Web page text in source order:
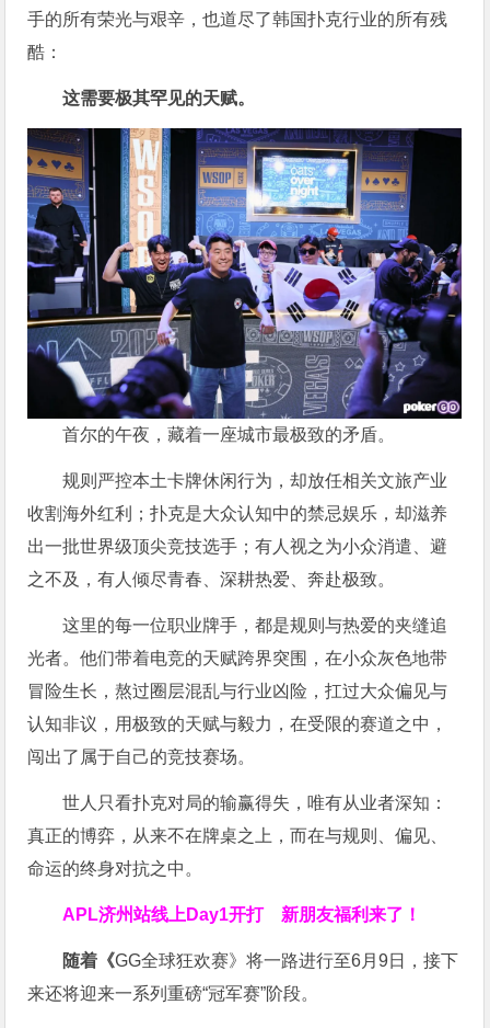
手的所有荣光与艰辛，也道尽了韩国扑克行业的所有残
酷：
这需要极其罕见的天赋。
首尔的午夜，藏着一座城市最极致的矛盾。
规则严控本土卡牌休闲行为，却放任相关文旅产业
收割海外红利；扑克是大众认知中的禁忌娱乐，却滋养
出一批世界级顶尖竞技选手；有人视之为小众消遣、避
之不及，有人倾尽青春、深耕热爱、奔赴极致。
这里的每一位职业牌手，都是规则与热爱的夹缝追
光者。他们带着电竞的天赋跨界突围，在小众灰色地带
冒险生长，熬过圈层混乱与行业凶险，扛过大众偏见与
认知非议，用极致的天赋与毅力，在受限的赛道之中，
闯出了属于自己的竞技赛场。
世人只看扑克对局的输赢得失，唯有从业者深知：
真正的博弈，从来不在牌桌之上，而在与规则、偏见、
命运的终身对抗之中。
APL济州站线上Day1开打 新朋友福利来了！
随着《GG全球狂欢赛》将一路进行至6月9日，接下
来还将迎来一系列重磅“冠军赛”阶段。